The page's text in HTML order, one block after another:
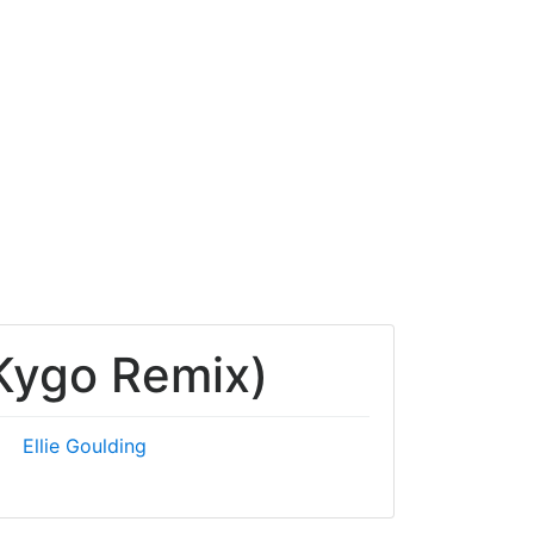
Remix)
Ellie Goulding